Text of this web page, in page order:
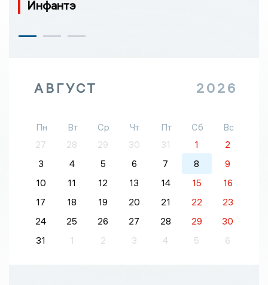
Инфантэ
АВГУСТ 2026
Пн Вт Ср Чт Пт Сб
Вс
27
28 29 30 31 1
2
3
4 5 6 7 8
9
10
11 12 13 14 15
16
17
18 19 20 21 22
23
24
25 26 27 28 29
30
31
1 2 3 4 5 6